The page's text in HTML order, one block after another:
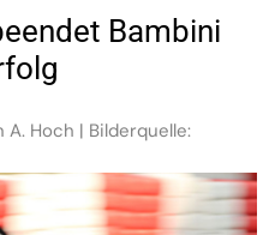
Bambini
Hoch | Bilderquelle: